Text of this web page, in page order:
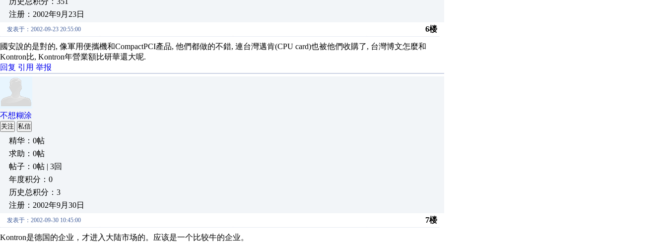
注册：2002年9月23日
发表于：2002-09-23 20:55:00 6楼
國安說的是對的, 像軍用便攜機和CompactPCI產品, 他們都做的不錯, 連台灣邁肯(CPU card)也被他們收購了, 台灣博文怎麼和
Kontron比, Kontron年營業額比研華還大呢.
回复 引用 举报
不想糊涂
关注 私信
精华：0帖
求助：0帖
帖子：0帖 | 3回
年度积分：0
历史总积分：3
注册：2002年9月30日
发表于：2002-09-30 10:45:00 7楼
Kontron是德国的企业，才进入大陆市场的。应该是一个比较牛的企业。